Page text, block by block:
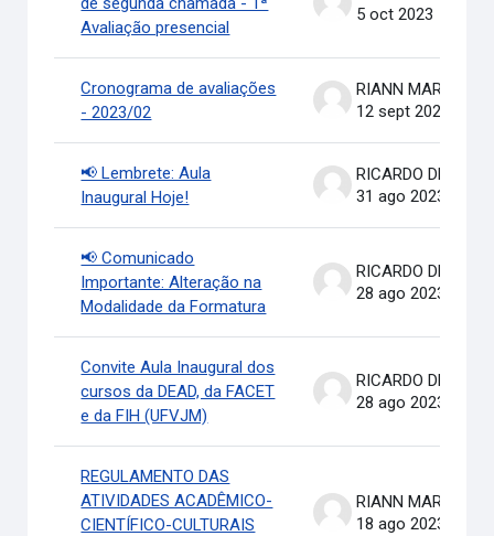
Avaliação presencial
5 oct 2023
Cronograma de avaliações
- 2023/02
12 sept 2023
📢 Lembrete: Aula
Inaugural Hoje!
31 ago 2023
📢 Comunicado
Importante: Alteração na
Modalidade da Formatura
28 ago 2023
Convite Aula Inaugural dos
cursos da DEAD, da FACET
e da FIH (UFVJM)
28 ago 2023
REGULAMENTO DAS
ATIVIDADES ACADÊMICO-
CIENTÍFICO-CULTURAIS
18 ago 2023